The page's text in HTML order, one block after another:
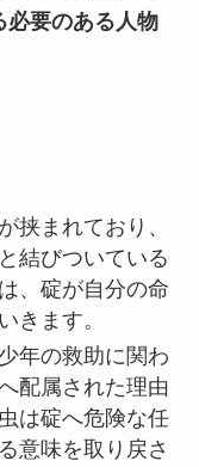
必要のある人物
挟まれており、
結びついている
、碇が自分の命
きます。
年の救助に関わ
配属された理由
は碇へ危険な任
意味を取り戻さ